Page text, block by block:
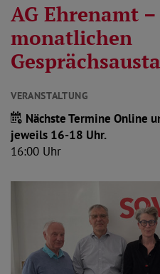
AG Ehrenamt
monatlichen
VERANSTALTUNG
Nächste Termine Online
jeweils 16-18 Uhr.
16:00 Uhr